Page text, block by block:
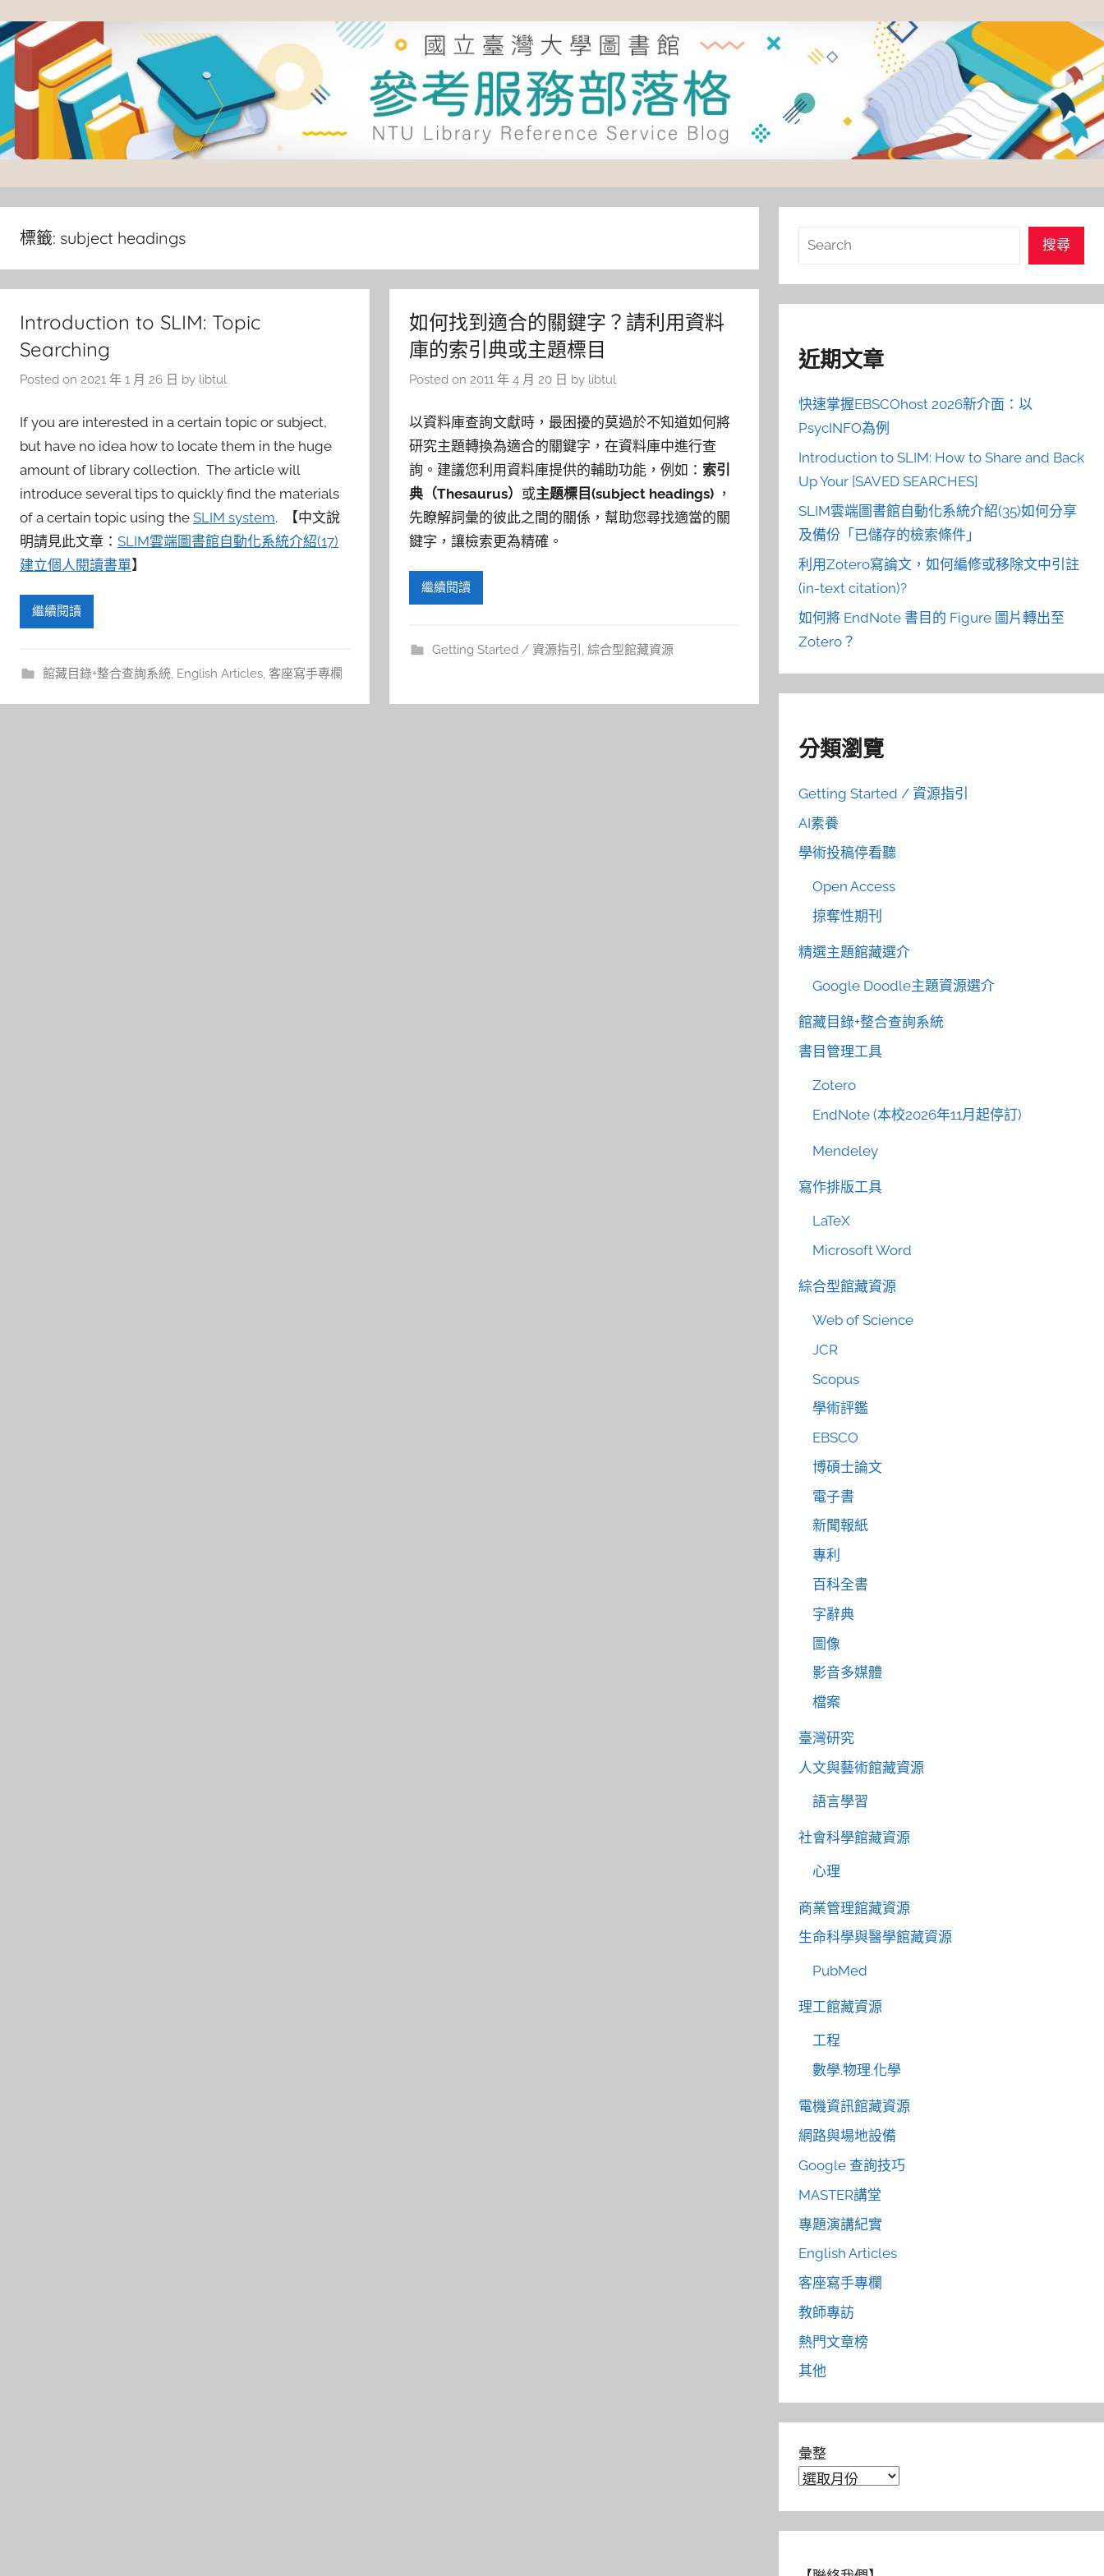
to
content
灣
圖
標籤: subject headings
Introduction to SLIM: Topic
Searching
Posted on 2021 年 1 月 26 日 by libtul
If you are interested in a certain topic or subject,
but have no idea how to locate them in the huge
amount of library collection. The article will
introduce several tips to quickly find the materials
of a certain topic using the SLIM system. 【中文說
明請見此文章： SLIM雲端圖書館自動化系統介紹(17)
建立個人閱讀書單】
繼續閱讀
館藏目錄+整合查詢系統, English Articles, 客座寫手專欄
如何找到適合的關鍵字？請利用資料
庫的索引典或主題標目
Posted on 2011 年 4 月 20 日 by libtul
以資料庫查詢文獻時，最困擾的莫過於不知道如何將
研究主題轉換為適合的關鍵字，在資料庫中進行查
詢。建議您利用資料庫提供的輔助功能，例如： 索引
典（Thesaurus） 或主題標目(subject headings) ，
先瞭解詞彙的彼此之間的關係，幫助您尋找適當的關
鍵字，讓檢索更為精確。
繼續閱讀
Getting Started / 資源指引 , 綜合型館藏資源
搜
搜尋
近期文章
快速掌握EBSCOhost 2026新介面：以
PsycINFO為例
Introduction to SLIM: How to Share and Back
Up Your [SAVED SEARCHES]
SLIM雲端圖書館自動化系統介紹(35)如何分享
及備份「已儲存的檢索條件」
利用Zotero寫論文，如何編修或移除文中引註
(in-text citation)?
如何將 EndNote 書目的 Figure 圖片轉出至
Zotero？
分類瀏覽
Getting Started / 資源指引
AI素養
學術投稿停看聽
Open Access
掠奪性期刊
精選主題館藏選介
Google Doodle主題資源選介
館藏目錄+整合查詢系統
書目管理工具
Zotero
EndNote (本校2026年11月起停訂)
Mendeley
寫作排版工具
LaTeX
Microsoft Word
綜合型館藏資源
Web of Science
JCR
Scopus
學術評鑑
EBSCO
博碩士論文
電子書
新聞報紙
專利
百科全書
字辭典
圖像
影音多媒體
檔案
臺灣研究
人文與藝術館藏資源
語言學習
社會科學館藏資源
心理
商業管理館藏資源
生命科學與醫學館藏資源
PubMed
理工館藏資源
工程
數學.物理.化學
電機資訊館藏資源
網路與場地設備
Google 查詢技巧
MASTER講堂
專題演講紀實
English Articles
客座寫手專欄
教師專訪
熱門文章榜
其他
彙整